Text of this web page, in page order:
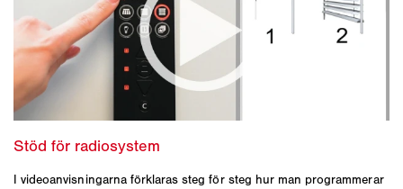
I videoanvisningarna förklaras steg för steg hur man programmerar